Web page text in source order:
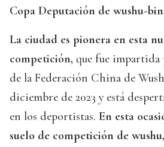
Copa Deputación de wushu-
La ciudad es pionera en esta
competición, que fue impartida
de la Federación China de
diciembre de 2023 y está
en los deportistas. En esta
suelo de competición de